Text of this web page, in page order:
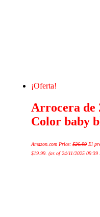
¡Oferta!
Arrocera de
Color baby
Amazon.com Price:$26.99 El
$19.99. (as of 24/11/2025 09:39